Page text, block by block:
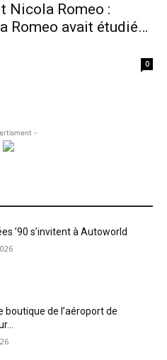
Nicola Romeo :
Romeo avait étudié…
0
-
’90 s’invitent à Autoworld
boutique de l’aéroport de